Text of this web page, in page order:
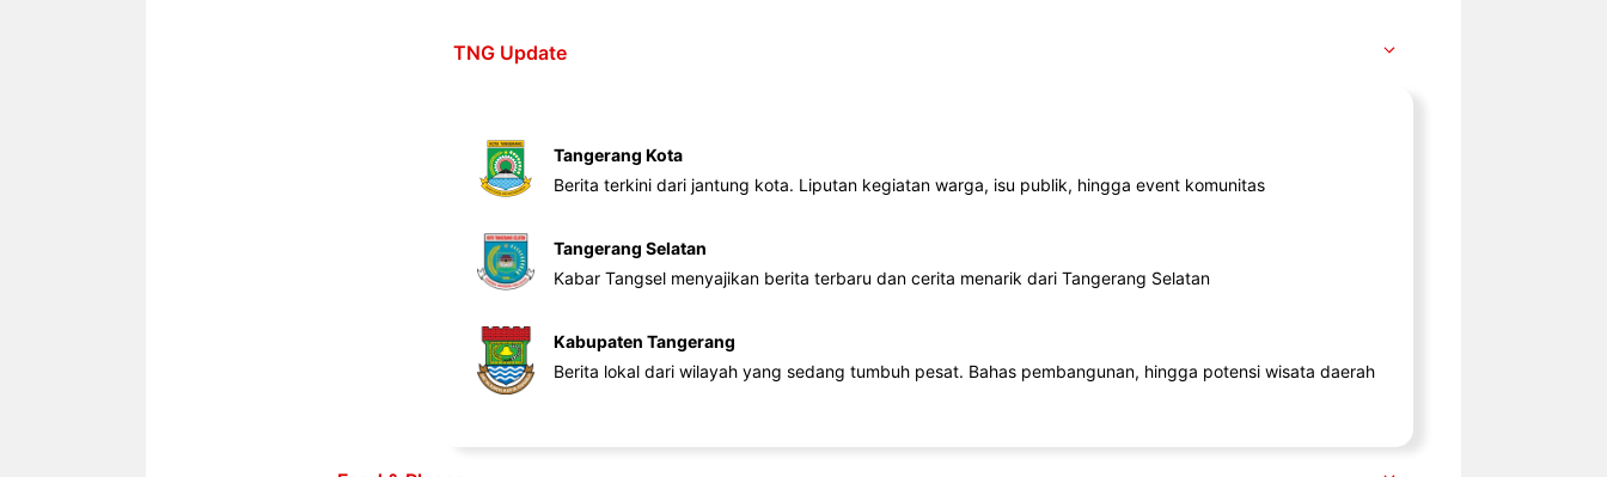
TNG Update
Tangerang Kota
Berita terkini dari jantung kota. Liputan kegiatan warga, isu publik, hingga event komunitas
Tangerang Selatan
Kabar Tangsel menyajikan berita terbaru dan cerita menarik dari Tangerang Selatan
Kabupaten Tangerang
Berita lokal dari wilayah yang sedang tumbuh pesat. Bahas pembangunan, hingga potensi wisata daerah